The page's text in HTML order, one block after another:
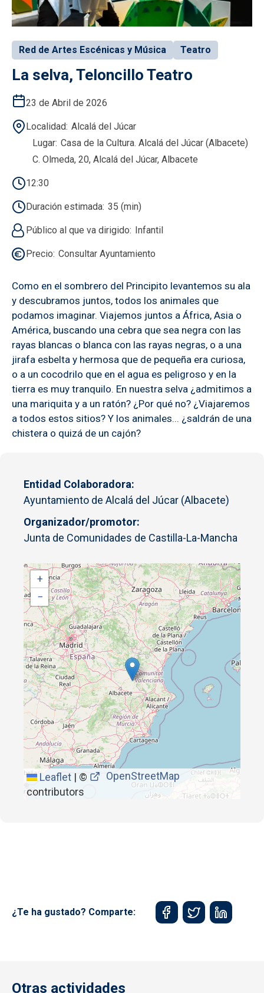
Red de Artes Escénicas y Música Teatro
La selva, Teloncillo Teatro
23 de Abril de 2026
Localidad Alcalá del Júcar
Lugar Casa de la Cultura. Alcalá del Júcar (Albacete)
C. Olmeda, 20, Alcalá del Júcar, Albacete
12:30
Duración estimada 35 (min)
Público al que va dirigido Infantil
Precio Consultar Ayuntamiento
Como en el sombrero del Principito levantemos su ala
y descubramos juntos, todos los animales que
podamos imaginar. Viajemos juntos a África, Asia o
América, buscando una cebra que sea negra con las
rayas blancas o blanca con las rayas negras, o a una
jirafa esbelta y hermosa que de pequeña era curiosa,
o a un cocodrilo que en el agua es peligroso y en la
tierra es muy tranquilo. En nuestra selva ¿admitimos a
una mariquita y a un ratón? ¿Por qué no? ¿Viajaremos
a todos estos sitios? Y los animales... ¿saldrán de una
chistera o quizá de un cajón?
Entidad Colaboradora
Ayuntamiento de Alcalá del Júcar (Albacete)
Organizador/promotor
Junta de Comunidades de Castilla-La-Mancha
+
−
Leaflet | ©
OpenStreetMap
contributors
¿Te ha gustado? Comparte:
Otras actividades